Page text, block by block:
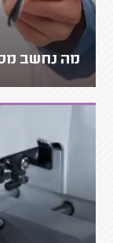
מה נחשב